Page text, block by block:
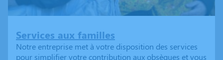
Services aux familles
Notre entreprise met à votre disposition des services
pour simplifier votre contribution aux obsèques et vous